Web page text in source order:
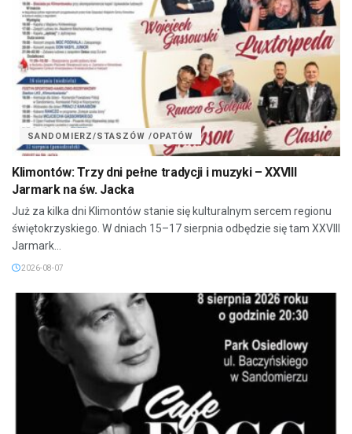
SANDOMIERZ/STASZÓW /OPATÓW
Klimontów: Trzy dni pełne tradycji i muzyki – XXVIII
Jarmark na św. Jacka
Już za kilka dni Klimontów stanie się kulturalnym sercem regionu
świętokrzyskiego. W dniach 15–17 sierpnia odbędzie się tam XXVIII
Jarmark...
2026-08-07